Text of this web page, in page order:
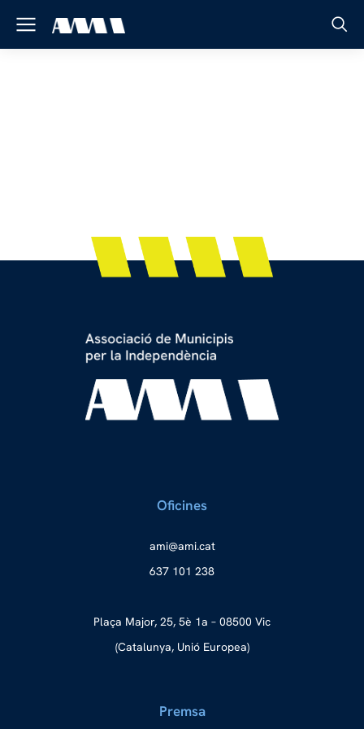
Oficines
tac.i
ma@im
a
637 101 238
Plaça Major, 25, 5è 1a – 08500 Vic
(Catalunya, Unió Europea)
Premsa